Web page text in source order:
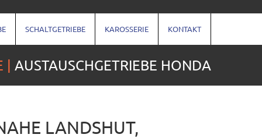
SCHALTGETRIEBE KAROSSERIE KONTAKT
AUSTAUSCHGETRIEBE HONDA
LANDSHUT,